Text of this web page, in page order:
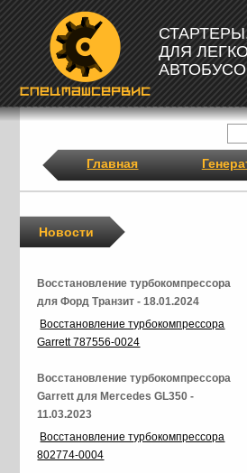
ДЛЯ
Главная
Новости
Восстановление турбокомпрессора
для Форд Транзит - 18.01.2024
Восстановление турбокомпрессора
Garrett 787556-0024
Восстановление турбокомпрессора
Garrett для Mercedes GL350 -
11.03.2023
Восстановление турбокомпрессора
802774-0004